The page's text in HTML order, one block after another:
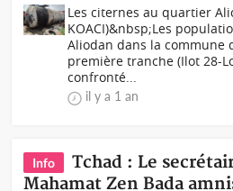
Les citernes au quartier
KOACI)&nbsp;Les
Aliodan dans la commune
première tranche (Ilot 28-
confronté...
il y a 1 an
Info
Tchad : Le
Mahamat Zen Bada